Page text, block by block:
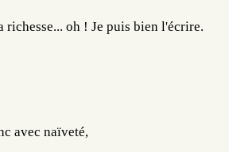
richesse... oh ! Je puis bien l'écrire.
avec naïveté,